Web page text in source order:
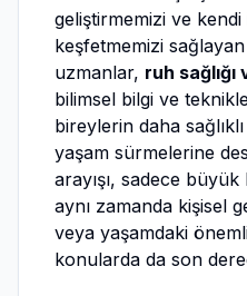
geliştirmemizi ve kendi
keşfetmemizi
uzmanlar, ruh
bilimsel bilgi ve
bireylerin daha
yaşam sürmelerine
arayışı, sadece
aynı zamanda kişisel
veya yaşamdaki
konularda da son